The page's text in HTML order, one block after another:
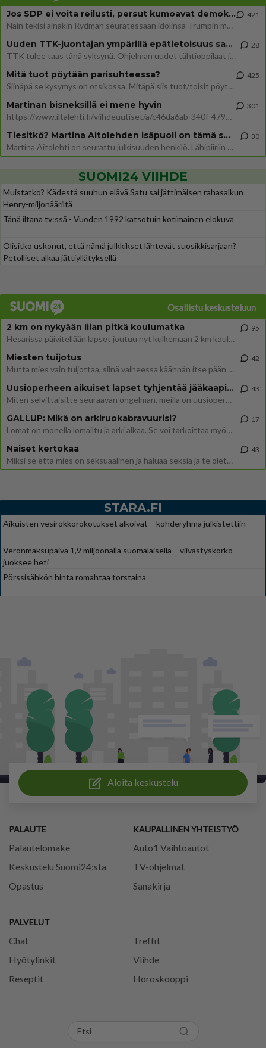
Jos SDP ei voita reilusti, persut kumoavat demokratian Suomesta
Näin tekisi ainakin Rydman seuratessaan idolinsa Trumpin mallia https://www.is.fi/politiikka/art-2000012187244.html
421
Uuden TTK-juontajan ympärillä epätietoisuus sakenee - Nyt MTV hämmentää soppaa
TTK tulee taas tänä syksynä. Ohjelman uudet tähtioppilaat julkistetaan torstaina 6. elokuuta klo 14 alkavassa lehdistö
28
Mitä tuot pöytään parisuhteessa?
Siinäpä se kysymys on otsikossa. Mitäpä siis tuot/toisit pöytään parisuhteessa? Oletko mies vai nainen? Koetko sen mitä
425
Martinan bisneksillä ei mene hyvin
https://www.iltalehti.fi/viihdeuutiset/a/c46da6ab-340f-4790-aaa7-0865eed2336 Yrityksen konkurssihakemus on tullut kärä
301
Tiesitkö? Martina Aitolehden isäpuoli on tämä suosittu laulaja
Martina Aitolehti on seurattu julkisuuden henkilö. Lähipiiriin mahtuu muitakin tunnettuja henkilöitä. Tiesitkö, että Ma
30
SUOMI24 VIIHDE
Muistatko? Kädestä suuhun elävä Satu sai jättimäisen rahasalkun
Henry-miljonääriltä
Tänä iltana tv:ssä - Vuoden 1992 katsotuin kotimainen elokuva
Olisitko uskonut, että nämä julkkikset lähtevät suosikkisarjaan?
Petolliset alkaa jättiyllätyksellä
Osallistu keskusteluun
2 km on nykyään liian pitkä koulumatka
Hesarissa päivitellään lapset joutuu nyt kulkemaan 2 km kouluun jösses. Ruostefillarilla tuo matka menee vaikka miten äk
95
Miesten tuijotus
Mutta mies vain tuijottaa, siinä vaiheessa käännän itse pään pois. Mikä juttu? Yleensä jos joku tuijottaa tai katsoo, hä
42
Uusioperheen aikuiset lapset tyhjentää jääkaapin käydessään
Miten selvittäisitte seuraavan ongelman, meillä on uusioperhe, minulla teini-ikäiset lapset ja puolisolla aikuiset, jotk
43
GALLUP: Mikä on arkiruokabravuurisi?
Lomat on monella lomailtu ja arki alkaa. Se voi tarkoittaa myös sitä, että grillailut on grillattu ja palataan arjen ruo
17
Naiset kertokaa
Miksi se että mies on seksuaalinen ja haluaa seksiä ja te olette hänen mielestänne haluttava on vastenmielistä? Mikä sii
43
STARA.FI
Aikuisten vesirokkorokotukset alkoivat – kohderyhmä julkistettiin
Veronmaksupäivä 1,9 miljoonalla suomalaisella – viivästyskorko
juoksee heti
Pörssisähkön hinta romahtaa torstaina
Aloita keskustelu
PALAUTE
Palautelomake
Keskustelu Suomi24:sta
Opastus
PALVELUT
Chat
Treffit
Hyötylinkit
Viihde
Reseptit
Horoskooppi
KAUPALLINEN YHTEISTYÖ
Auto1 Vaihtoautot
TV-ohjelmat
Sanakirja